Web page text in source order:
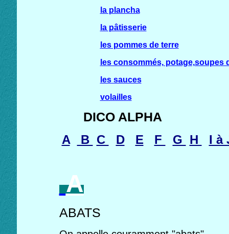
la plancha
la pâtisserie
les pommes de terre
les consommés, potage,soupes
les sauces
volailles
DICO ALPHA
A
B C D E F G H I à
A
ABATS